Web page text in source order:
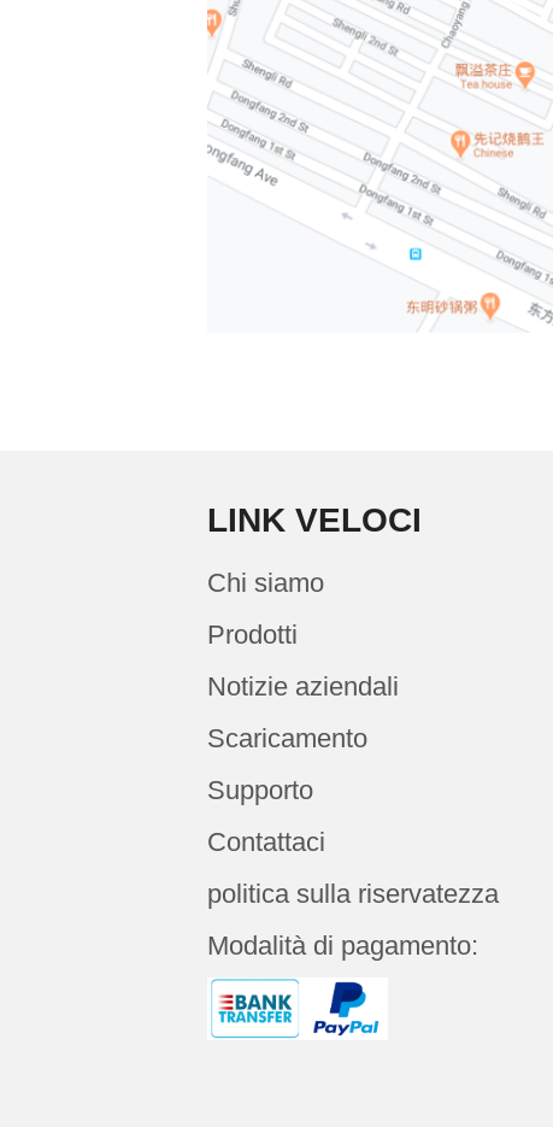
LINK VELOCI
Chi siamo
Prodotti
Notizie aziendali
Scaricamento
Supporto
Contattaci
politica sulla riservatezza
Modalità di pagamento: